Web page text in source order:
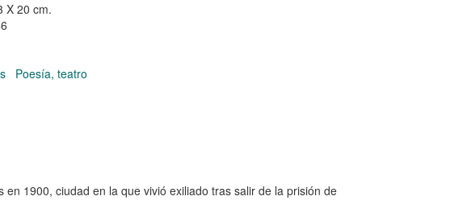
X 20 cm.
Poesía, teatro
1900, ciudad en la que vivió exiliado tras salir de la prisión de